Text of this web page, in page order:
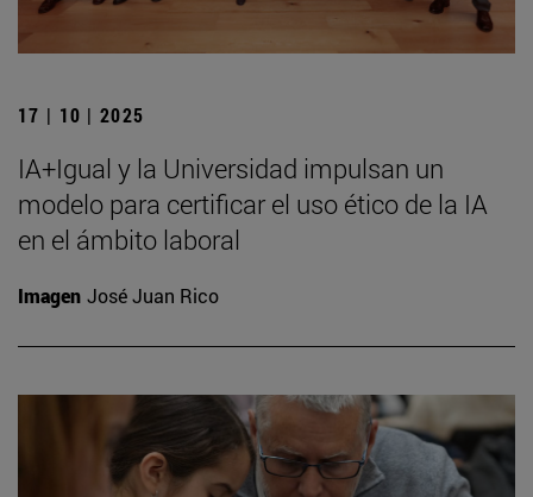
17 | 10 | 2025
IA+Igual y la Universidad impulsan un
modelo para certificar el uso ético de la IA
en el ámbito laboral
Imagen José Juan Rico